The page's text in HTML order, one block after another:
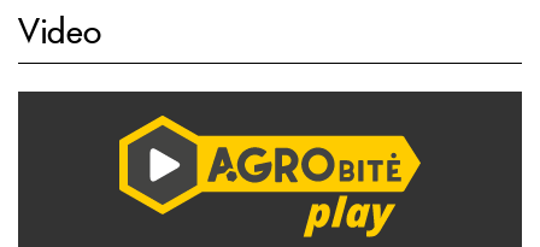
Video